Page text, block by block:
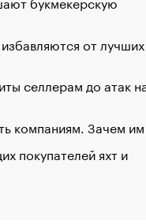
от лучших
селлерам до атак
компаниям. Зачем
покупателей яхт и